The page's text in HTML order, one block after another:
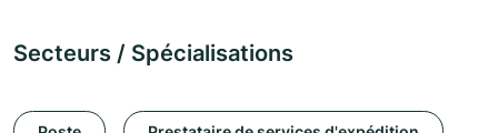
Secteurs / Spécialisations